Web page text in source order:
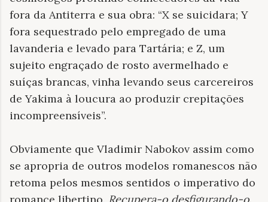
fora da Antiterra e sua obra: “X se suicidara; Y
fora sequestrado pelo empregado de uma
lavanderia e levado para Tartária; e Z, um
sujeito engraçado de rosto avermelhado e
suíças brancas, vinha levando seus carcereiros
de Yakima à loucura ao produzir crepitações
incompreensíveis”.
Obviamente que Vladimir Nabokov assim como
se apropria de outros modelos romanescos não
retoma pelos mesmos sentidos o imperativo do